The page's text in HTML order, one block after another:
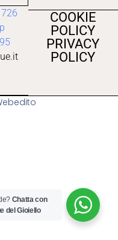
COOKIE
POLICY
PRIVACY
POLICY
Chatta con
del Gioiello